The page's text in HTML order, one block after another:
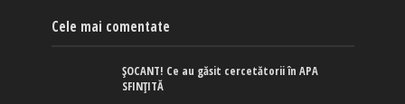
Cele mai comentate
ȘOCANT! Ce au găsit cercetătorii în APA
SFINȚITĂ